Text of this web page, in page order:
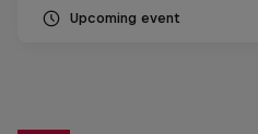
Upcoming event